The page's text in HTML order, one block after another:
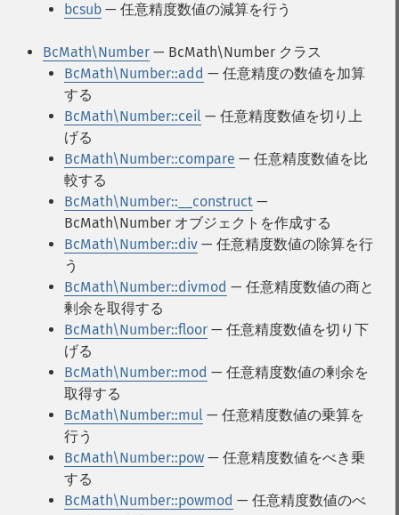
bcsub — 任意精度数値の減算を行う
BcMath\Number — BcMath\Number クラス
BcMath\Number::add — 任意精度の数値を加算
する
BcMath\Number::ceil — 任意精度数値を切り上
げる
BcMath\Number::compare — 任意精度数値を比
較する
BcMath\Number::__construct —
BcMath\Number オブジェクトを作成する
BcMath\Number::div — 任意精度数値の除算を行
う
BcMath\Number::divmod — 任意精度数値の商と
剰余を取得する
BcMath\Number::floor — 任意精度数値を切り下
げる
BcMath\Number::mod — 任意精度数値の剰余を
取得する
BcMath\Number::mul — 任意精度数値の乗算を
行う
BcMath\Number::pow — 任意精度数値をべき乗
する
BcMath\Number::powmod — 任意精度数値のべ